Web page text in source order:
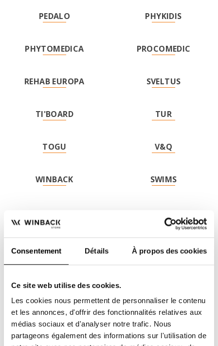
Consentement Détails À propos des cookies
Ce site web utilise des cookies.
Les cookies nous permettent de personnaliser le contenu
et les annonces, d'offrir des fonctionnalités relatives aux
médias sociaux et d'analyser notre trafic. Nous
partageons également des informations sur l'utilisation de
PEDALO PHYKIDIS
PHYTOMEDICA PROCOMEDIC
REHAB EUROPA SVELTUS
TI'BOARD TUR
TOGU V&Q
WINBACK SWIMS
FACILIDAD DE PAGO
2 ó 3 veces sin cargo
para profesionales
sanitarios
ENVÍO GRATUITO
desde 200€ TTC de
compras